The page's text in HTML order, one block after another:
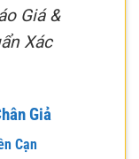
Giá &
Xác
Giả
Cạn